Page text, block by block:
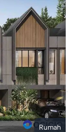
Rumah